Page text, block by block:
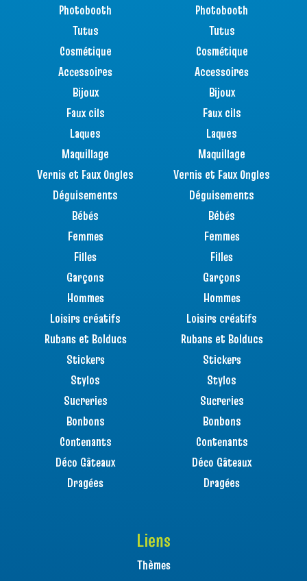
Photobooth
Tutus
Cosmétique
Accessoires
Bijoux
Faux cils
Laques
Maquillage
Vernis et Faux Ongles
Déguisements
Bébés
Femmes
Filles
Garçons
Hommes
Loisirs créatifs
Rubans et Bolducs
Stickers
Stylos
Sucreries
Bonbons
Contenants
Déco Gâteaux
Dragées
Photobooth
Tutus
Cosmétique
Accessoires
Bijoux
Faux cils
Laques
Maquillage
Vernis et Faux Ongles
Déguisements
Bébés
Femmes
Filles
Garçons
Hommes
Loisirs créatifs
Rubans et Bolducs
Stickers
Stylos
Sucreries
Bonbons
Contenants
Déco Gâteaux
Dragées
Liens
Thèmes